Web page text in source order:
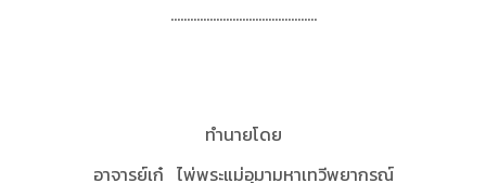
.............................................
ทำนายโดย
อาจารย์เก๋ ไพ่พระแม่อุมามหาเทวีพยากรณ์